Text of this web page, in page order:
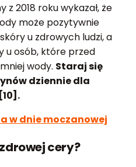
2018 roku wykazał, że
może pozytywnie
u zdrowych ludzi, a
u osób, które przed
wody. Staraj się
dziennie dla
w dnie moczanowej
cery?